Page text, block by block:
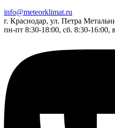
info@meteorklimat.ru
г. Краснодар, ул. Петра
пн-пт 8:30-18:00, сб. 8:30-16:00,